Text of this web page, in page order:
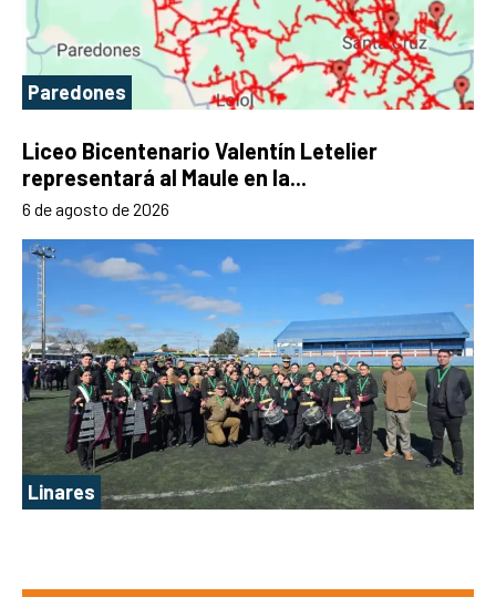
Paredones
Liceo Bicentenario Valentín Letelier
representará al Maule en la...
6 de agosto de 2026
Linares